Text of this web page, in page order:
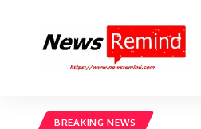
BREAKING NEWS